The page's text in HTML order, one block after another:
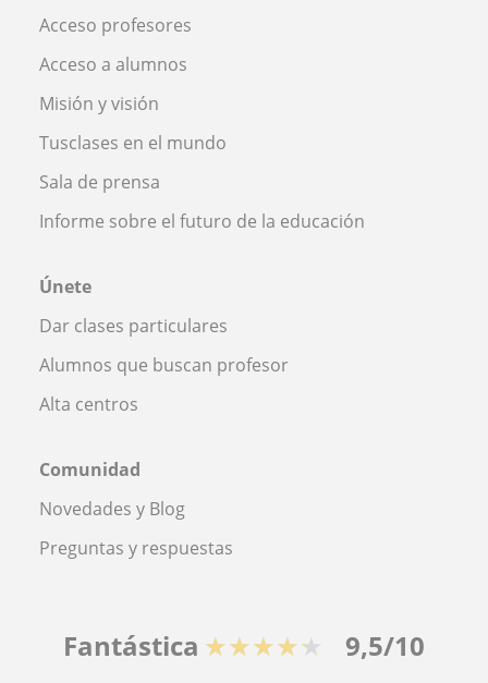
Acceso profesores
Acceso a alumnos
Misión y visión
Tusclases en el mundo
Sala de prensa
Informe sobre el futuro de la educación
Únete
Dar clases particulares
Alumnos que buscan profesor
Alta centros
Comunidad
Novedades y Blog
Preguntas y respuestas
Fantástica ★★★★★ 9,5/10